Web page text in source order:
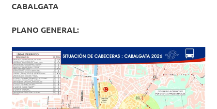
CABALGATA
PLANO GENERAL: